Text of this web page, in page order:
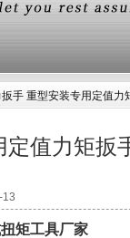
手 重型安装专用定值力
值力矩扳
13
矩工具厂家